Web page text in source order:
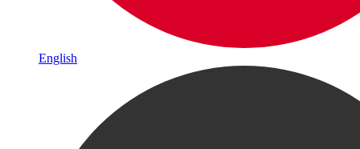
English